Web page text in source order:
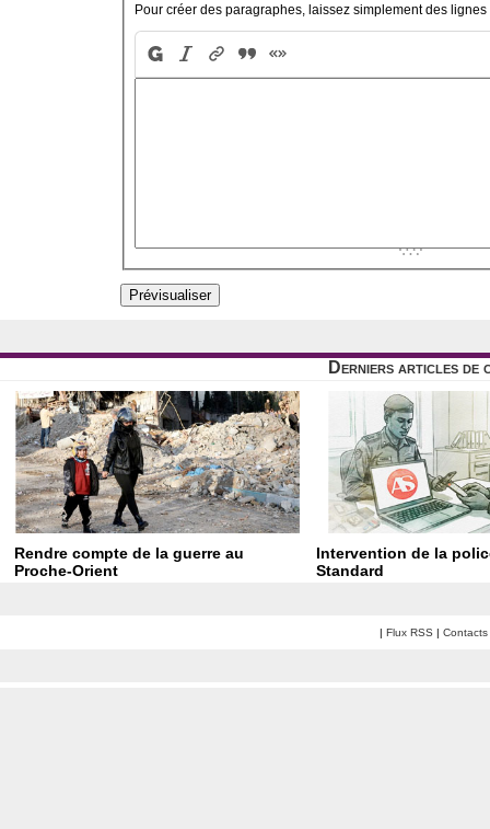
Pour créer des paragraphes, laissez simplement des lignes
Derniers articles de
Rendre compte de la guerre au
Proche-Orient
Intervention de la
Standard
| Flux RSS | Contacts